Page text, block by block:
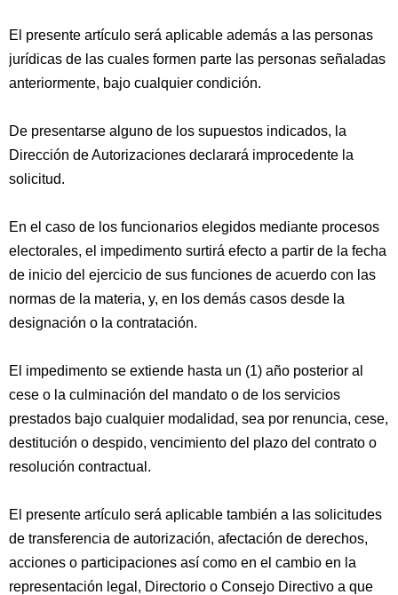
El presente artículo será aplicable además a las personas
jurídicas de las cuales formen parte las personas señaladas
anteriormente, bajo cualquier condición.
De presentarse alguno de los supuestos indicados, la
Dirección de Autorizaciones declarará improcedente la
solicitud.
En el caso de los funcionarios elegidos mediante procesos
electorales, el impedimento surtirá efecto a partir de la fecha
de inicio del ejercicio de sus funciones de acuerdo con las
normas de la materia, y, en los demás casos desde la
designación o la contratación.
El impedimento se extiende hasta un (1) año posterior al
cese o la culminación del mandato o de los servicios
prestados bajo cualquier modalidad, sea por renuncia, cese,
destitución o despido, vencimiento del plazo del contrato o
resolución contractual.
El presente artículo será aplicable también a las solicitudes
de transferencia de autorización, afectación de derechos,
acciones o participaciones así como en el cambio en la
representación legal, Directorio o Consejo Directivo a que